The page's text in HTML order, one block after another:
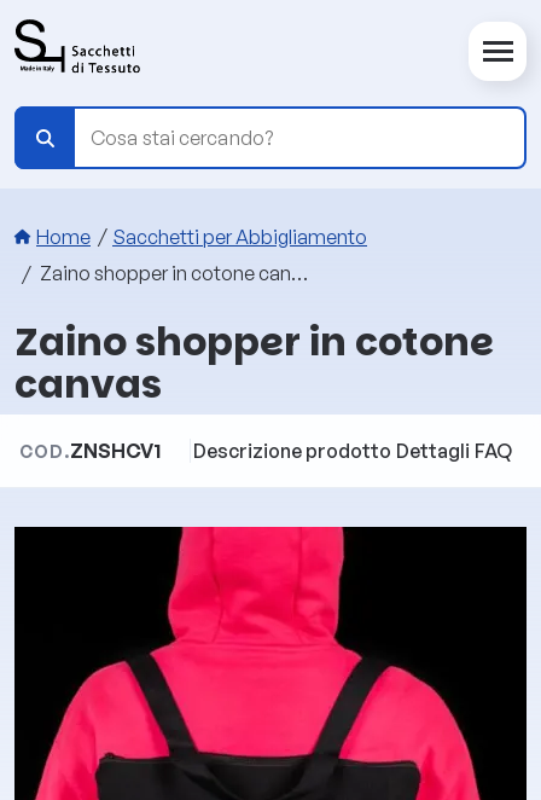
Briciole di pane
Home
Sacchetti per Abbigliamento
Zaino shopper in cotone canvas
Zaino shopper in cotone
canvas
COD.ZNSHCV1 Descrizione prodotto Dettagli FAQ